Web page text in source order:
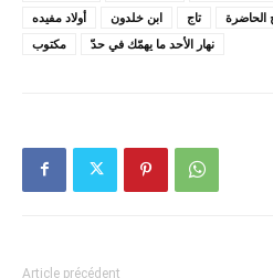
أولاد مفيده
ابن خلدون تاج الحاضرة
مكتوب
نهار الأحد ما يهمّك في حدّ
Article précédent